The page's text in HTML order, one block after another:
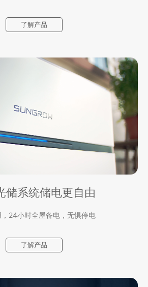
小时绿电自由，解锁零碳生活的全新方式
了解产品
储系统储电更自由
，24小时全屋备电，无惧停电
了解产品